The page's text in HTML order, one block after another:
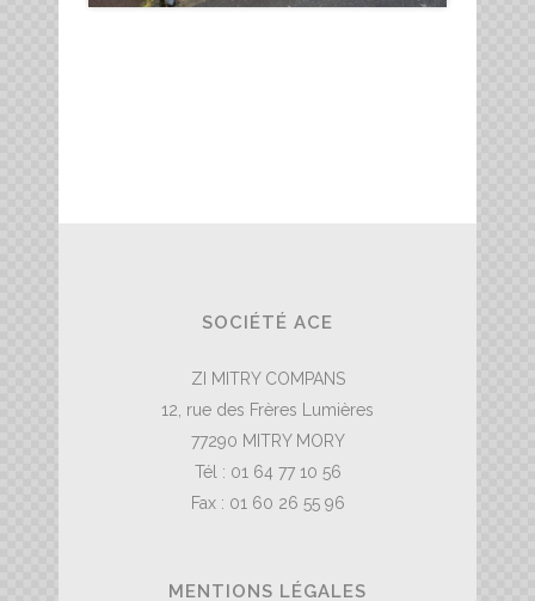
SOCIÉTÉ ACE
ZI MITRY COMPANS
12, rue des Frères Lumières
77290 MITRY MORY
Tél : 01 64 77 10 56
Fax : 01 60 26 55 96
MENTIONS LÉGALES